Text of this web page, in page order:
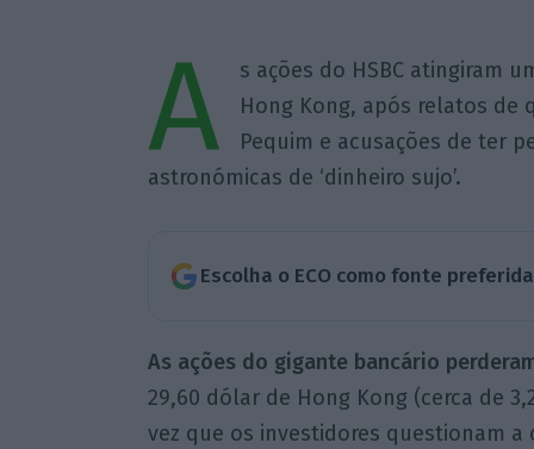
A
s ações do HSBC atingiram
Hong Kong, após relatos de
Pequim e acusações de ter
astronómicas de ‘dinheiro sujo’.
Escolha o ECO como fonte
As ações do gigante bancário
29,60 dólar de Hong Kong (cerca de
vez que os investidores questionam